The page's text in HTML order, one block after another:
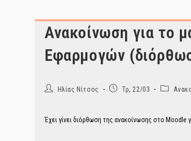
Ανακοίνωση για το
Εφαρμογών
PostΗλίας Νίτσος
PostΤρ, 22/03
Post
Έχει γίνει διόρθωση της ανακοίνωσης στο